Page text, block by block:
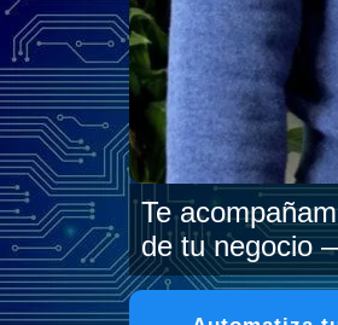
Te
de tu negocio